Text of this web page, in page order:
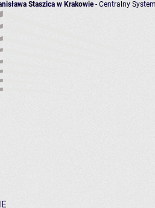
Staszica w Krakowie- Centralny